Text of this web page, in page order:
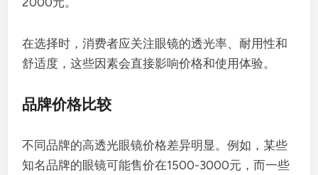
在选择时，消费者应关注眼镜的透光率、耐用性和
舒适度，这些因素会直接影响价格和使用体验。
品牌价格比较
不同品牌的高透光眼镜价格差异明显。例如，某些
知名品牌的眼镜可能售价在1500-3000元，而一些